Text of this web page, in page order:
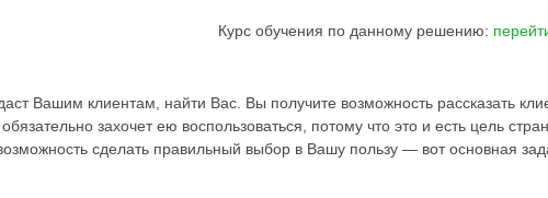
Курс обучения по данному решению:
Вашим клиентам, найти Вас. Вы получите возможность рассказать
захочет ею воспользоваться, потому что это и есть цель
сделать правильный выбор в Вашу пользу — вот основная